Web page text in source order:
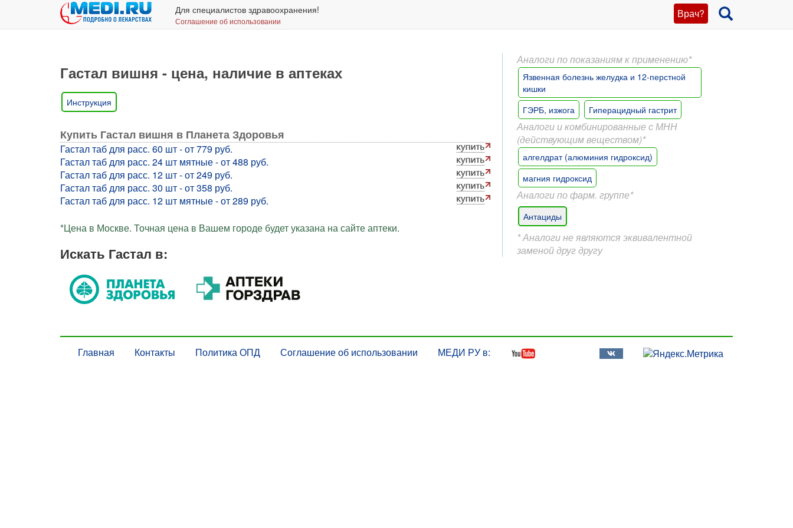
Врач?
Для специалистов здравоохранения!
Соглашение об использовании
Гастал вишня - цена, наличие в аптеках
Инструкция
Купить Гастал вишня в Планета Здоровья
Гастал таб для расс. 60 шт - от 779 руб.
Гастал таб для расс. 24 шт мятные - от 488 руб.
Гастал таб для расс. 12 шт - от 249 руб.
Гастал таб для расс. 30 шт - от 358 руб.
Гастал таб для расс. 12 шт мятные - от 289 руб.
*Цена в Москве. Точная цена в Вашем городе будет указана на сайте аптеки.
Искать Гастал в:
Аналоги по показаниям к применению*
Язвенная болезнь желудка и 12-перстной
кишки
ГЭРБ, изжога
Гиперацидный гастрит
Аналоги и комбинированные с МНН
(действующим веществом)*
алгелдрат (алюминия гидроксид)
магния гидроксид
Аналоги по фарм. группе*
Антациды
* Аналоги не являются эквивалентной
заменой друг другу
Главная Контакты Политика ОПД Соглашение об использовании МЕДИ РУ в: